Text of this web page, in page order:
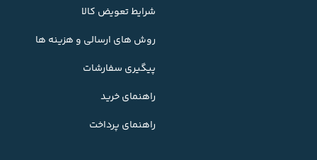
شرایط تعویض کالا
روش های ارسالی و هزینه ها
پیگیری سفارشات
راهنمای خرید
راهنمای پرداخت